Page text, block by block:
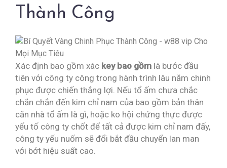
Thành Công
Xác định bao gồm xác key bao gồm là bước đầu
tiên với công ty công trong hành trình lâu năm chinh
phục được chiến thắng lợi. Nếu tổ ấm chưa chắc
chắn chắn đến kim chỉ nam của bao gồm bản thân
căn nhà tổ ấm là gì, hoặc ko hội chứng thực được
yếu tố công ty chốt để tất cả được kim chỉ nam đấy,
công ty yếu nuốm sẽ đổi bắt đầu chuyển lan man
với bớt hiệu suất cao.